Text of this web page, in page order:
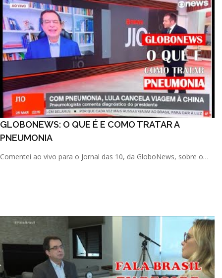
GLOBONEWS: O QUE É E COMO TRATAR A
PNEUMONIA
Comentei ao vivo para o Jornal das 10, da GloboNews, sobre o